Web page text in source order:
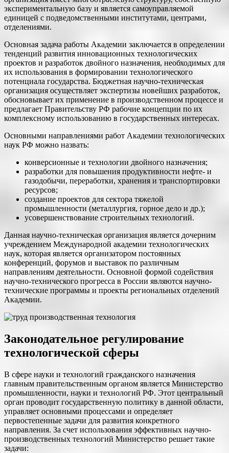
экспериментальную базу и является самоуправляемой
единицей с подведомственными институтами, центрами,
отделениями.
Основная задача работы Академии заключается в определении
тенденций развития инновационных технологических
проектов и разработок двойного назначения, необходимых для
их использования в формировании технологического
потенциала государства. Бюджетная научно-техническая
организация осуществляет экспертизы новейших разработок,
обосновывает их применение в производственном процессе и
предлагает Правительству РФ рабочие концепции по их
комплексному использованию в государственных интересах.
Основными направлениями работ Академии технологических
наук РФ можно назвать:
конверсионные и технологии двойного назначения;
разработки для повышения продуктивности нефте- и
газодобычи, переработки, хранения и транспортировки
ресурсов;
создание проектов для сектора тяжелой
промышленности (металлургия, горное дело и др.);
усовершенствование строительных технологий.
Данная научно-техническая организация является дочерним
учреждением Международной академии технологических
наук, которая является организатором постоянных
конференций, форумов и выставок по различным
направлениям деятельности. Основной формой содействия
научно-технического прогресса в России являются научно-
технические программы и проекты региональных отделений
Академии.
Законодательное регулирование
технологической сферы
В сфере науки и технологий гражданского назначения
главным правительственным органом является Министерство
промышленности, науки и технологий РФ. Этот центральный
орган проводит государственную политику в данной области,
управляет основными процессами и определяет
первостепенные задачи для развития конкретного
направления. За счет использования эффективных научно-
производственных технологий Министерство решает такие
задачи: